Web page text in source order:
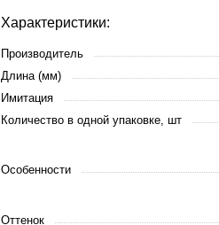
Характеристики:
Производитель
Длина (мм)
Имитация
Количество в одной упаковке, шт
Особенности
Оттенок